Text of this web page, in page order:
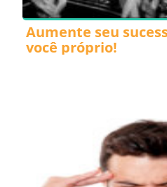
Aumente seu
você próprio!